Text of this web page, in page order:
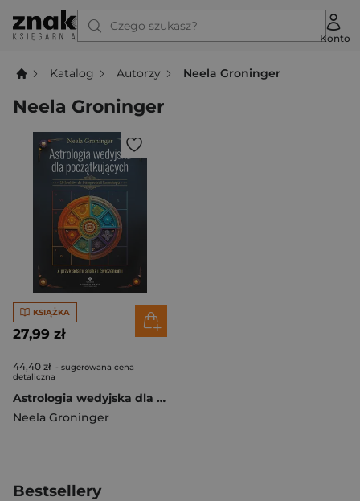
Czego szukasz?
Konto
Katalog Autorzy Neela Groninger
Neela Groninger
KSIĄŻKA
27,99 zł
44,40 zł - sugerowana cena
detaliczna
Astrologia wedyjska dla początkujących. 10 kroków do interpretacji horoskopu
Neela Groninger
Bestsellery